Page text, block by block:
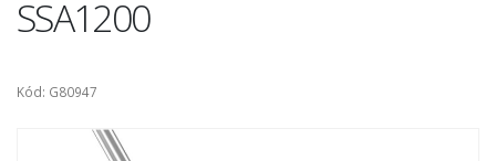
SSA1200
Kód: G80947